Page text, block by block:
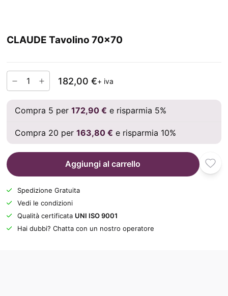
CLAUDE Tavolino 70x70
182,00 €+ iva
Compra 5 per 172,90 € e risparmia 5%
Compra 20 per 163,80 € e risparmia 10%
Aggiungi al carrello
Spedizione Gratuita
Vedi le condizioni
Qualità certificata UNI ISO 9001
Hai dubbi? Chatta con un nostro operatore